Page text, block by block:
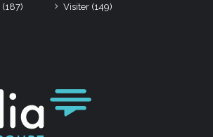
(187) Visiter (149)